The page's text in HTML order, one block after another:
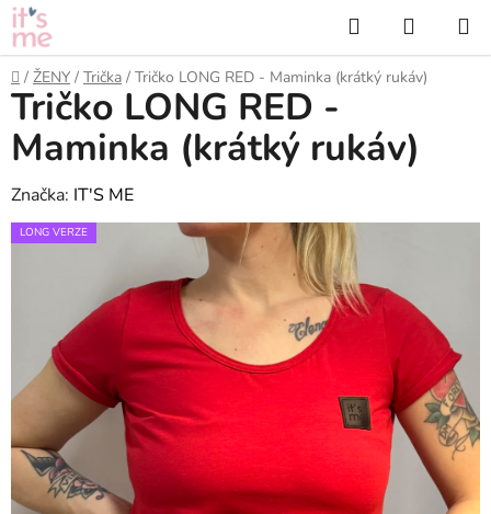
Přejít
na
obsah
Hledat
KOŠÍK
Domů
/ ŽENY / Trička / Tričko LONG RED - Maminka (krátký rukáv)
Tričko LONG RED -
Maminka (krátký rukáv)
Značka: IT'S ME
LONG VERZE